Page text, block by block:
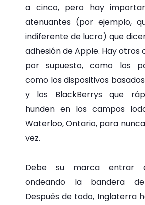
a cinco, pero hay
atenuantes (por ejemplo,
indiferente de lucro) que
adhesión de Apple. Hay otros
por supuesto, como los
como los dispositivos
y los BlackBerrys que
hunden en los campos
Waterloo, Ontario, para
vez.
Debe su marca entrar
ondeando la bandera
Después de todo, Inglaterra